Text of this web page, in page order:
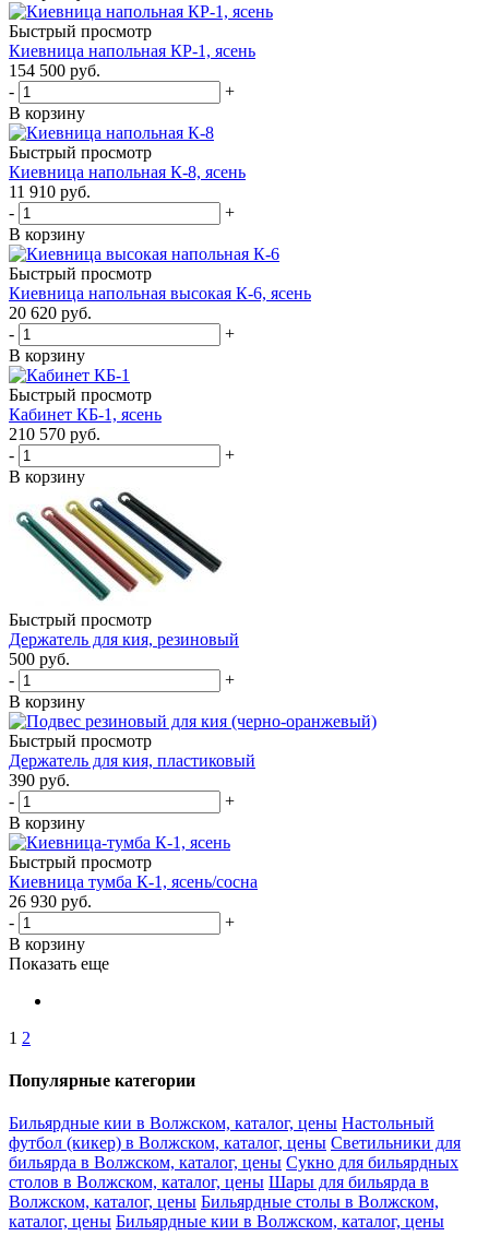
Быстрый просмотр
Киевница напольная КР-1, ясень
154 500 руб.
-
+
В корзину
Быстрый просмотр
Киевница напольная К-8, ясень
11 910 руб.
-
+
В корзину
Быстрый просмотр
Киевница напольная высокая К-6, ясень
20 620 руб.
-
+
В корзину
Быстрый просмотр
Кабинет КБ-1, ясень
210 570 руб.
-
+
В корзину
Быстрый просмотр
Держатель для кия, резиновый
500 руб.
-
+
В корзину
Быстрый просмотр
Держатель для кия, пластиковый
390 руб.
-
+
В корзину
Быстрый просмотр
Киевница тумба К-1, ясень/сосна
26 930 руб.
-
+
В корзину
Показать еще
1 2
Популярные категории
Бильярдные кии в Волжском, каталог, цены Настольный
футбол (кикер) в Волжском, каталог, цены Светильники для
бильярда в Волжском, каталог, цены Сукно для бильярдных
столов в Волжском, каталог, цены Шары для бильярда в
Волжском, каталог, цены Бильярдные столы в Волжском,
каталог, цены Бильярдные кии в Волжском, каталог, цены